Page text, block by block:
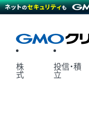
株
式
投信・積
立